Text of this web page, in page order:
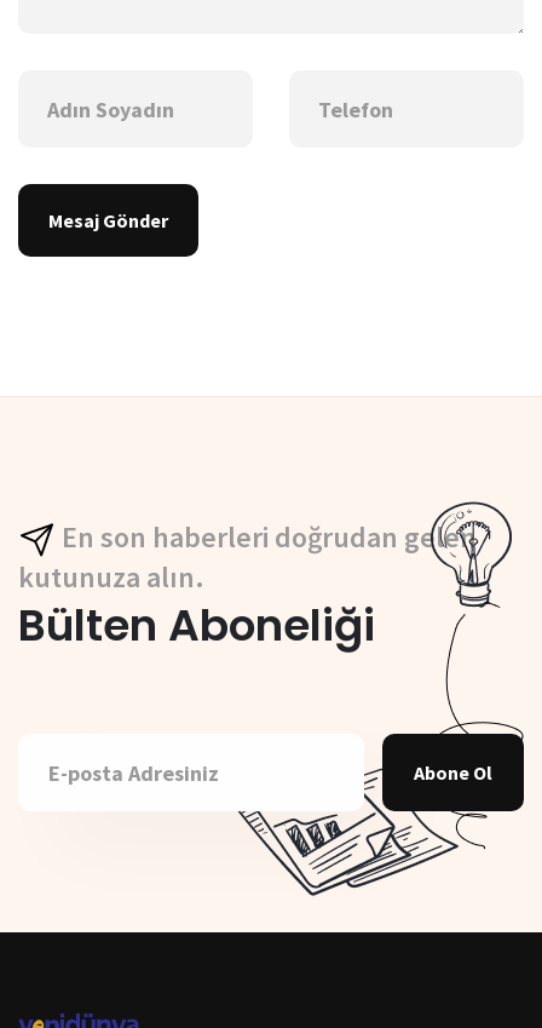
Mesaj Gönder
En son haberleri doğrudan gelen
kutunuza alın.
Bülten Aboneliği
Abone Ol